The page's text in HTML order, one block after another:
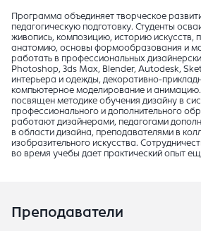
Программа объединяет творческое
педагогическую подготовку. Студенты
живопись, композицию, историю искусств,
анатомию, основы формообразования и
работать в профессиональных
Photoshop, 3ds Max, Blender, Autodesk,
интерьера и одежды, декоративно-
компьютерное моделирование и
посвящен методике обучения дизайну в
профессионального и дополнительного
работают дизайнерами, педагогами
в области дизайна, преподавателями в
изобразительного искусства.
во время учебы дает практический опыт
Преподаватели